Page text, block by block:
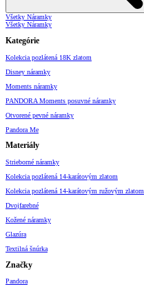
Všetky Náramky
Všetky Náramky
Kategórie
Kolekcia pozlátená 18K zlatom
Disney náramky
Moments náramky
PANDORA Moments posuvné náramky
Otvorené pevné náramky
Pandora Me
Materiály
Strieborné náramky
Kolekcia pozlátená 14-karátovým zlatom
Kolekcia pozlátená 14-karátovým ružovým zlatom
Dvojfarebné
Kožené náramky
Glazúra
Textilná šnúrka
Značky
Pandora